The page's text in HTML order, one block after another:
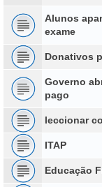
Alunos
exame
Donativos
Governo
pago
leccionar
ITAP
Educação